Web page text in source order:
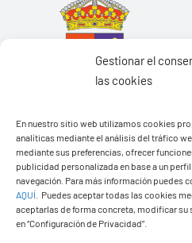
Gestionar el
las cookies
En nuestro sitio web utilizamos cookies
analíticas mediante el análisis del tráfico
mediante sus preferencias, ofrecer
publicidad personalizada en base a un
navegación. Para más información puedes
AQUÍ
Puedes aceptar todas las cookies
aceptarlas de forma concreta, modificar su
en “Configuración de Privacidad”.
Ayuntamiento de Yaiza
Pza. de Los Remedios, 1